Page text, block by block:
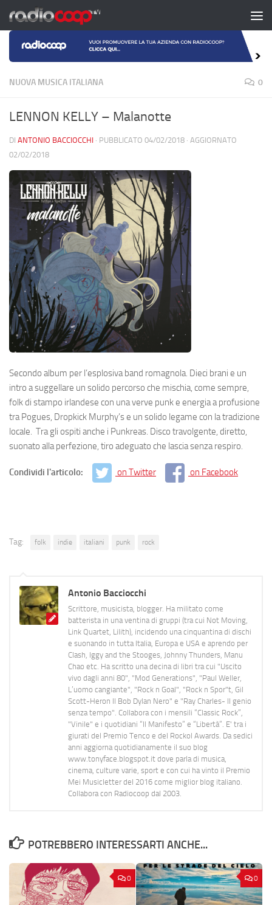
Salta al contenuto
NUOVA MUSICA ITALIANA 0
LENNON KELLY – Malanotte
DI ANTONIO BACCIOCCHI · PUBBLICATO 04/02/2018 · AGGIORNATO
02/02/2018
Secondo album per l’esplosiva band romagnola. Dieci brani e un
intro a suggellare un solido percorso che mischia, come sempre,
folk di stampo irlandese con una verve punk e energia a profusione
tra Pogues, Dropkick Murphy’s e un solido legame con la tradizione
locale. Tra gli ospiti anche i Punkreas. Disco travolgente, diretto,
suonato alla perfezione, tiro adeguato che lascia senza respiro.
Condividi l'articolo: on Twitter on Facebook
Tag: folk indie italiani punk rock
Antonio Bacciocchi
Scrittore, musicista, blogger. Ha militato come
batterista in una ventina di gruppi (tra cui Not Moving,
Link Quartet, Lilith), incidendo una cinquantina di dischi
e suonando in tutta Italia, Europa e USA e aprendo per
Clash, Iggy and the Stooges, Johnny Thunders, Manu
Chao etc. Ha scritto una decina di libri tra cui "Uscito
vivo dagli anni 80", "Mod Generations", "Paul Weller,
L’uomo cangiante", "Rock n Goal", "Rock n Spor"t, Gil
Scott-Heron Il Bob Dylan Nero" e "Ray Charles- Il genio
senza tempo". Collabora con i mensili “Classic Rock”,
"Vinile" e i quotidiani “Il Manifesto” e “Libertà”. E' tra i
giurati del Premio Tenco e del Rockol Awards. Da sedici
anni aggiorna quotidianamente il suo blog
www.tonyface.blogspot.it dove parla di musica,
cinema, culture varie, sport e con cui ha vinto il Premio
Mei Musicletter del 2016 come miglior blog italiano.
Collabora con Radiocoop dal 2003.
POTREBBERO INTERESSARTI ANCHE...
0 0